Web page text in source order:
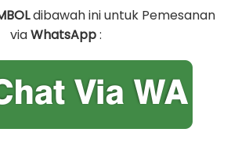
dibawah ini untuk Pemesanan
viaWhatsApp: